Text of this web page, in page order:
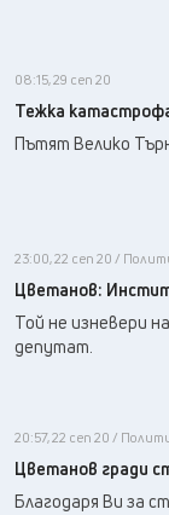
08:15, 29 сеп 20
Тежка
Пътят Велико
23:00, 22 сеп 20 /
Цветанов:
Той не изневери
депутат.
20:57, 22 сеп 20 /
Цветанов гради
Благодаря Ви за